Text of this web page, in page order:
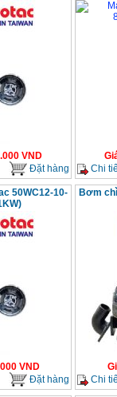
VND
Đặt hàng
Chi
50WC12-10-
VND
Đặt hàng
Bơm
Chi